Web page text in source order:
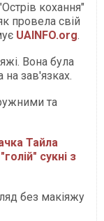
кохання"
провела свій
UAINFO.org.
Вона була
на зав'язках.
та
Тайла
сукні з
без макіяжу